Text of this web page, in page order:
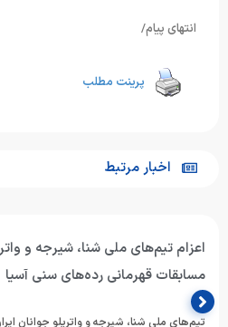
انتهای پیام/
پرینت مطلب
اخبار مرتبط
اعزام تیم‌های ملی شنا، شیرجه و
مسابقات قهرمانی رده‌های سنی آسیا
تیم‌های ملی شنا، شیرجه و واترپلو جوانان